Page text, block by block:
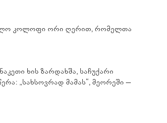
კოლოფი ორი ღერით, რომელთა
ხის ზარდახშა, საჩუქარი
„სახსოვრად მამას“, მეორეში –